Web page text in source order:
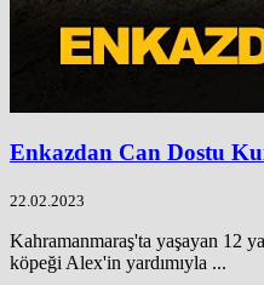
Enkazdan Can Dostu
22.02.2023
Kahramanmaraş'ta yaşayan 12
köpeği Alex'in yardımıyla ...